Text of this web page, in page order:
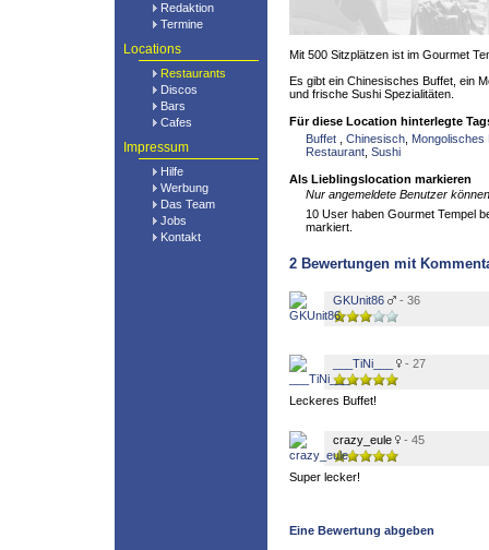
Redaktion
Termine
Locations
Restaurants
Discos
Bars
Cafes
Impressum
Hilfe
Werbung
Das Team
Jobs
Kontakt
Mit 500 Sitzplätzen ist im Gourmet
Es gibt ein Chinesisches Buffet, ein
und frische Sushi Spezialitäten.
Für diese Location hinterlegte
Buffet
Chinesisch Mongolisches
Restaurant Sushi
Als Lieblingslocation markieren
Nur angemeldete Benutzer
10 User haben Gourmet Tempel
markiert.
2 Bewertungen mit
GKUnit86 - 36
___TiNi___ - 27
Leckeres Buffet!
crazy_eule - 45
Super lecker!
Eine Bewertung abgeben